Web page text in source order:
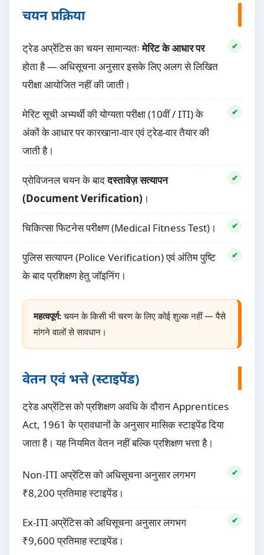
चयन प्रक्रिया
ट्रेड अप्रेंटिस का चयन सामान्यतःमेरिट के आधार पर
होता है — अधिसूचना अनुसार इसके लिए अलग से लिखित
परीक्षा आयोजित नहीं की जाती।
मेरिट सूची अभ्यर्थी की योग्यता परीक्षा (10वीं / ITI) के
अंकों के आधार पर कारखाना-वार एवं ट्रेड-वार तैयार की
जाती है।
प्रोविजनल चयन के बाददस्तावेज़ सत्यापन
(Document Verification) ।
चिकित्सा फिटनेस परीक्षण (Medical Fitness Test)।
पुलिस सत्यापन (Police Verification) एवं अंतिम पुष्टि
के बाद प्रशिक्षण हेतु जॉइनिंग।
महत्वपूर्ण:चयन के किसी भी चरण के लिए कोई शुल्क नहीं — पैसे
मांगने वालों से सावधान।
वेतन एवं भत्ते (स्टाइपेंड)
ट्रेड अप्रेंटिस को प्रशिक्षण अवधि के दौरान Apprentices
Act, 1961 के प्रावधानों के अनुसार मासिक स्टाइपेंड दिया
जाता है। यह नियमित वेतन नहीं बल्कि प्रशिक्षण भत्ता है।
Non-ITI अप्रेंटिस को अधिसूचना अनुसार लगभग
₹8,200 प्रतिमाह स्टाइपेंड।
Ex-ITI अप्रेंटिस को अधिसूचना अनुसार लगभग
₹9,600 प्रतिमाह स्टाइपेंड।